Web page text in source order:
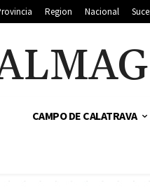
Region Nacional
CAMPO DE CALATRAVA